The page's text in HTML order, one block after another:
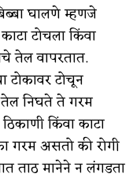
ध्यास : डॉ. राहुल
घालणे म्हणजे
टोचला किंवा
तेल वापरतात.
टोकावर टोचून
तेल निघते ते गरम
किंवा काटा
गरम असतो की रोगी
ताठ मानेने न लंगडता